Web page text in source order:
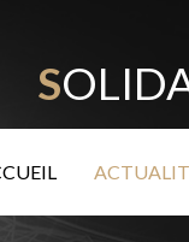
S